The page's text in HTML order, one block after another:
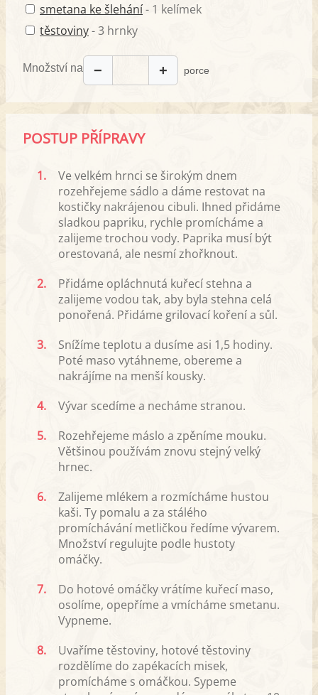
smetana ke šlehání- 1 kelímek
těstoviny- 3 hrnky
Množství na − + porce
POSTUP PŘÍPRAVY
1.
Ve velkém hrnci se širokým dnem
rozehřejeme sádlo a dáme restovat na
kostičky nakrájenou cibuli. Ihned přidáme
sladkou papriku, rychle promícháme a
zalijeme trochou vody. Paprika musí být
orestovaná, ale nesmí zhořknout.
2.
Přidáme opláchnutá kuřecí stehna a
zalijeme vodou tak, aby byla stehna celá
ponořená. Přidáme grilovací koření a sůl.
3.
Snížíme teplotu a dusíme asi 1,5 hodiny.
Poté maso vytáhneme, obereme a
nakrájíme na menší kousky.
4.
Vývar scedíme a necháme stranou.
5.
Rozehřejeme máslo a zpěníme mouku.
Většinou používám znovu stejný velký
hrnec.
6.
Zalijeme mlékem a rozmícháme hustou
kaši. Ty pomalu a za stálého
promíchávání metličkou ředíme vývarem.
Množství regulujte podle hustoty
omáčky.
7.
Do hotové omáčky vrátíme kuřecí maso,
osolíme, opepříme a vmícháme smetanu.
Vypneme.
8.
Uvaříme těstoviny, hotové těstoviny
rozdělíme do zapékacích misek,
promícháme s omáčkou. Sypeme